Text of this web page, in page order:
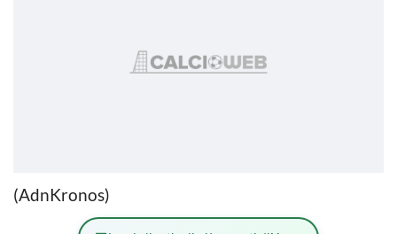
(AdnKronos)